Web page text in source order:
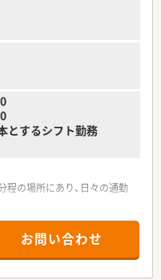
とするシフト勤務
の場所にあり、日々の通勤
ですが、法人全体での手厚
お問い合わせ